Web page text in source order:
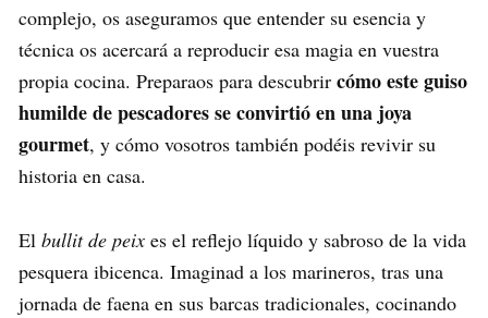
complejo, os aseguramos que entender su esencia y
técnica os acercará a reproducir esa magia en vuestra
propia cocina. Preparaos para descubrir cómo este guiso
humilde de pescadores se convirtió en una joya
gourmet, y cómo vosotros también podéis revivir su
historia en casa.
El bullit de peix es el reflejo líquido y sabroso de la vida
pesquera ibicenca. Imaginad a los marineros, tras una
jornada de faena en sus barcas tradicionales, cocinando